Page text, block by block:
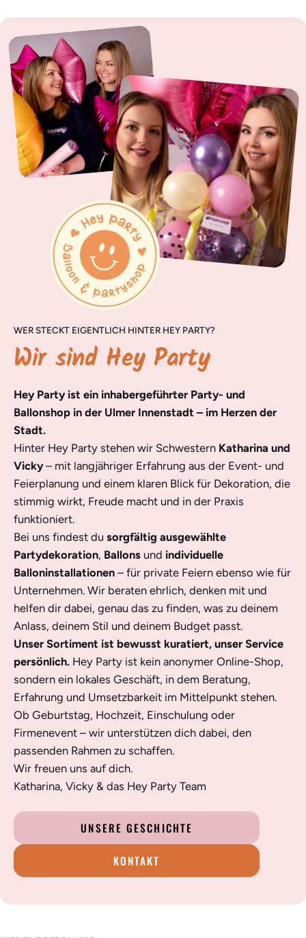
WER STECKT EIGENTLICH HINTER HEY PARTY?
Wir sind Hey Party
Hey Party ist ein inhabergeführter Party- und
Ballonshop in der Ulmer Innenstadt – im Herzen der
Stadt.
Hinter Hey Party stehen wir Schwestern Katharina und
Vicky– mit langjähriger Erfahrung aus der Event- und
Feierplanung und einem klaren Blick für Dekoration, die
stimmig wirkt, Freude macht und in der Praxis
funktioniert.
Bei uns findest du sorgfältig ausgewählte
Partydekoration, Ballons und individuelle
Balloninstallationen – für private Feiern ebenso wie für
Unternehmen. Wir beraten ehrlich, denken mit und
helfen dir dabei, genau das zu finden, was zu deinem
Anlass, deinem Stil und deinem Budget passt.
Unser Sortiment ist bewusst kuratiert, unser Service
persönlich. Hey Party ist kein anonymer Online-Shop,
sondern ein lokales Geschäft, in dem Beratung,
Erfahrung und Umsetzbarkeit im Mittelpunkt stehen.
Ob Geburtstag, Hochzeit, Einschulung oder
Firmenevent – wir unterstützen dich dabei, den
passenden Rahmen zu schaffen.
Wir freuen uns auf dich.
Katharina, Vicky & das Hey Party Team
UNSERE GESCHICHTE
KONTAKT